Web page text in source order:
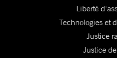
Liberté
Technologies et
Justice
Justice